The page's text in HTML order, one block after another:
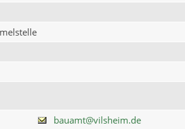
bauamt@vilsheim.de